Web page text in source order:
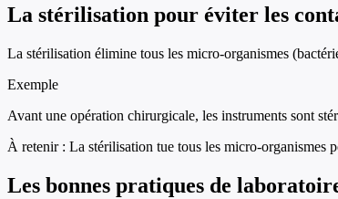
La stérilisation pour éviter les
La stérilisation élimine tous les micro-organismes
Exemple
Avant une opération chirurgicale, les instruments sont
À retenir : La stérilisation tue tous les micro-organismes
Les bonnes pratiques de